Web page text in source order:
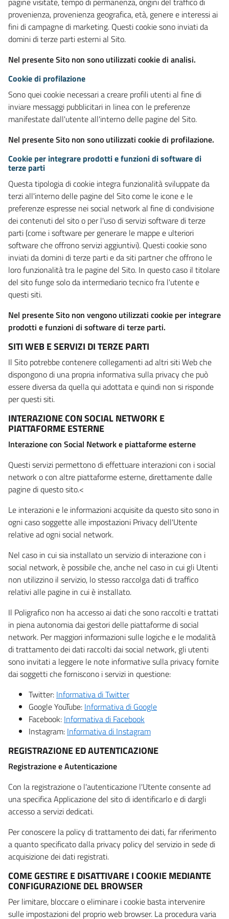
provenienza, provenienza geografica, età, genere e interessi ai
fini di campagne di marketing. Questi cookie sono inviati da
domini di terze parti esterni al Sito.
Nel presente Sito non sono utilizzati cookie di analisi.
Cookie di profilazione
Sono quei cookie necessari a creare profili utenti al fine di
inviare messaggi pubblicitari in linea con le preferenze
manifestate dall'utente all'interno delle pagine del Sito.
Nel presente Sito non sono utilizzati cookie di profilazione.
Cookie per integrare prodotti e funzioni di software di
terze parti
Questa tipologia di cookie integra funzionalità sviluppate da
terzi all'interno delle pagine del Sito come le icone e le
preferenze espresse nei social network al fine di condivisione
dei contenuti del sito o per l'uso di servizi software di terze
parti (come i software per generare le mappe e ulteriori
software che offrono servizi aggiuntivi). Questi cookie sono
inviati da domini di terze parti e da siti partner che offrono le
loro funzionalità tra le pagine del Sito. In questo caso il titolare
del sito funge solo da intermediario tecnico fra l'utente e
questi siti.
Nel presente Sito non vengono utilizzati cookie per integrare
prodotti e funzioni di software di terze parti.
SITI WEB E SERVIZI DI TERZE PARTI
Il Sito potrebbe contenere collegamenti ad altri siti Web che
dispongono di una propria informativa sulla privacy che può
essere diversa da quella qui adottata e quindi non si risponde
per questi siti.
INTERAZIONE CON SOCIAL NETWORK E
PIATTAFORME ESTERNE
Interazione con Social Network e piattaforme esterne
Questi servizi permettono di effettuare interazioni con i social
network o con altre piattaforme esterne, direttamente dalle
pagine di questo sito.<
Le interazioni e le informazioni acquisite da questo sito sono in
ogni caso soggette alle impostazioni Privacy dell'Utente
relative ad ogni social network.
Nel caso in cui sia installato un servizio di interazione con i
social network, è possibile che, anche nel caso in cui gli Utenti
non utilizzino il servizio, lo stesso raccolga dati di traffico
relativi alle pagine in cui è installato.
Il Poligrafico non ha accesso ai dati che sono raccolti e trattati
in piena autonomia dai gestori delle piattaforme di social
network. Per maggiori informazioni sulle logiche e le modalità
di trattamento dei dati raccolti dai social network, gli utenti
sono invitati a leggere le note informative sulla privacy fornite
dai soggetti che forniscono i servizi in questione:
Twitter: Informativa di Twitter
Google YouTube: Informativa di Google
Facebook: Informativa di Facebook
Instagram: Informativa di Instagram
REGISTRAZIONE ED AUTENTICAZIONE
Registrazione e Autenticazione
Con la registrazione o l'autenticazione l'Utente consente ad
una specifica Applicazione del sito di identificarlo e di dargli
accesso a servizi dedicati.
Per conoscere la policy di trattamento dei dati, far riferimento
a quanto specificato dalla privacy policy del servizio in sede di
acquisizione dei dati registrati.
COME GESTIRE E DISATTIVARE I COOKIE MEDIANTE
CONFIGURAZIONE DEL BROWSER
Per limitare, bloccare o eliminare i cookie basta intervenire
sulle impostazioni del proprio web browser. La procedura varia